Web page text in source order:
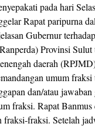
pada hari
Rapat paripurna
Gubernur
Provinsi Sulut
daerah
umum fraksi
dan/atau
fraksi. Rapat
fraksi-fraksi. Setelah